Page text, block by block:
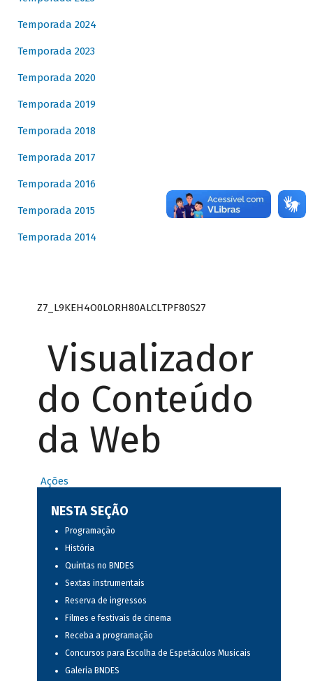
Temporada 2024
Temporada 2023
Temporada 2020
Temporada 2019
Temporada 2018
Temporada 2017
Temporada 2016
Temporada 2015
Temporada 2014
Z7_L9KEH4O0LORH80ALCLTPF80S27
Visualizador
do Conteúdo
da Web
Ações
NESTA SEÇÃO
Programação
História
Quintas no BNDES
Sextas instrumentais
Reserva de ingressos
Filmes e festivais de cinema
Receba a programação
Concursos para Escolha de Espetáculos Musicais
Galeria BNDES